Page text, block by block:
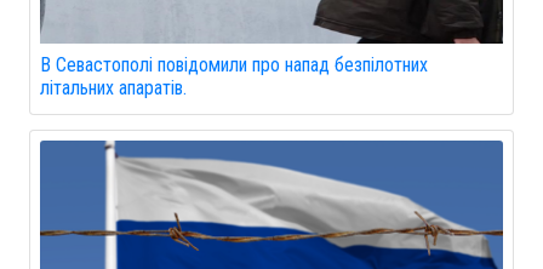
В Севастополі повідомили про напад безпілотних
літальних апаратів.